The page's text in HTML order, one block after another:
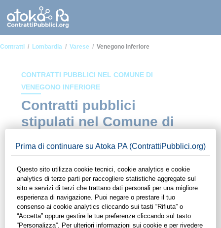
Contratti Lombardia Varese Venegono Inferiore
CONTRATTI PUBBLICI NEL COMUNE DI
VENEGONO INFERIORE
Contratti pubblici
stipulati nel Comune di
all'interno del Comune di Venegono Inferiore. Grazie alle
funzionalità di ContrattiPubblici.org potrai monitorare la
scadenza dei contratti pubblici di tuo interesse e
programmare la tua attività commerciale con le Pubbliche
Amministrazioni con largo anticipo. Il servizio di
ContrattiPubblici.org offre agli utenti 7 giorni di prova gratuiti
per avere l'opportunità di conoscere e consultare tutti i dati